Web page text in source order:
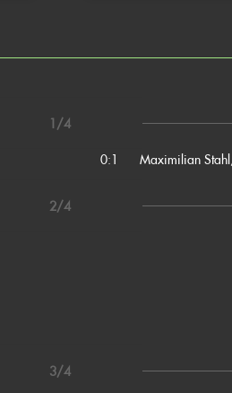
1/4
0:1 Maximilian
2/4
3/4